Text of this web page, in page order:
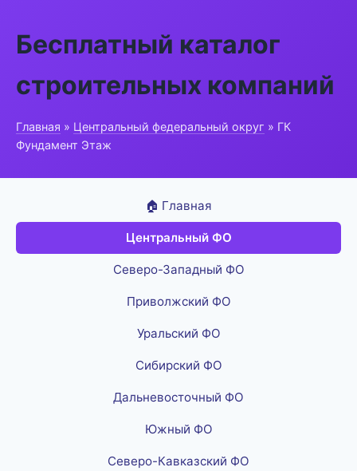
Бесплатный каталог
строительных компаний
Главная » Центральный федеральный округ » ГК
Фундамент Этаж
🏠 Главная
Центральный ФО
Северо-Западный ФО
Приволжский ФО
Уральский ФО
Сибирский ФО
Дальневосточный ФО
Южный ФО
Северо-Кавказский ФО